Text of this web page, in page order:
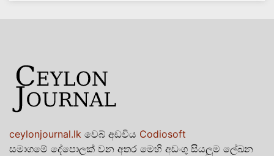
ceylonjournal.lk වෙබ් අඩවිය Codiosoft
සමාගමේ දේපොලක් වන අතර මෙහි අඩංගු සියලුම ලේඛන